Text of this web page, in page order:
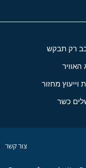
רק תבקש
האוויר
וייעוץ מחזור
כשר
צור קשר